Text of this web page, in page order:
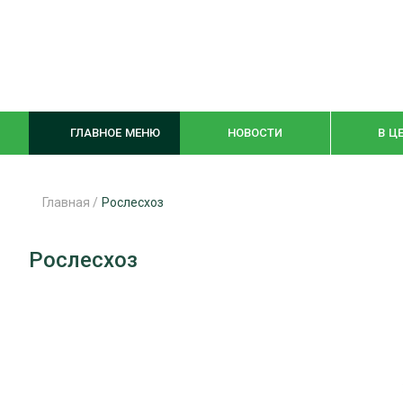
ГЛАВНОЕ МЕНЮ НОВОСТИ В
Главная / Рослесхоз
Рослесхоз